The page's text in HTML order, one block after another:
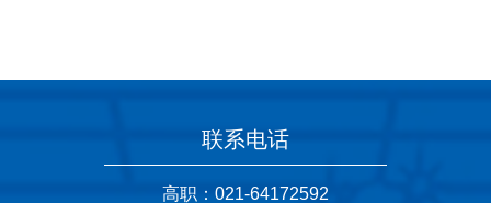
联系电话
高职：021-64172592